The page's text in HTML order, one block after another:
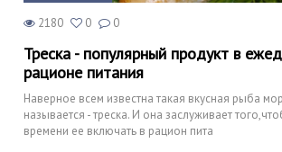
2180 0 0
Треска - популярный продукт в
рационе питания
Наверное всем известна такая вкусная рыба
называется - треска. И она заслуживает
времени ее включать в рацион пита